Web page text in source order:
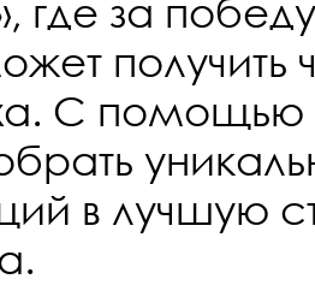
где за
получить
С помощью
в лучшую